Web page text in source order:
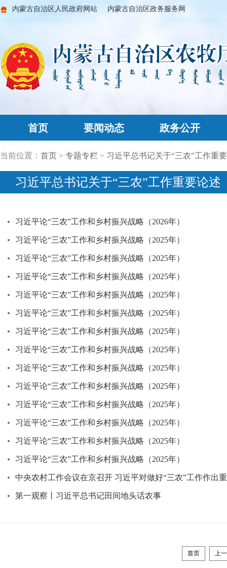
内蒙古自治区人民政府网站 内蒙古自治区政务服务网
首页 要闻动态 政务公开
当前位置： 首页 > 专题专栏 > 习近平总书记关于“三农”工作重
习近平总书记关于“三农”工作重要论述
习近平论“三农”工作和乡村振兴战略（2026年）
习近平论“三农”工作和乡村振兴战略（2025年）
习近平论“三农”工作和乡村振兴战略（2025年）
习近平论“三农”工作和乡村振兴战略（2025年）
习近平论“三农”工作和乡村振兴战略（2025年）
习近平论“三农”工作和乡村振兴战略（2025年）
习近平论“三农”工作和乡村振兴战略（2025年）
习近平论“三农”工作和乡村振兴战略（2025年）
习近平论“三农”工作和乡村振兴战略（2025年）
习近平论“三农”工作和乡村振兴战略（2025年）
习近平论“三农”工作和乡村振兴战略（2025年）
习近平论“三农”工作和乡村振兴战略（2025年）
习近平论“三农”工作和乡村振兴战略（2025年）
习近平论“三农”工作和乡村振兴战略（2025年）
中央农村工作会议在京召开 习近平对做好“三农”工作作出
第一观察丨习近平总书记田间地头话农事
首页 上